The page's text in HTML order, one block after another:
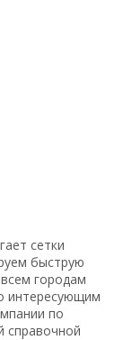
сетки
быструю
городам
интересующим
по
справочной